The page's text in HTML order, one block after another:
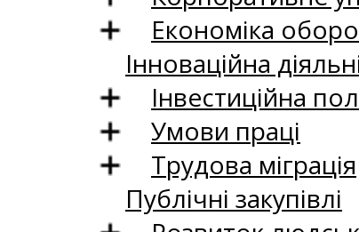
Економіка
Інноваційна
Інвестиційна
Умови праці
Трудова міграція
Публічні закупівлі